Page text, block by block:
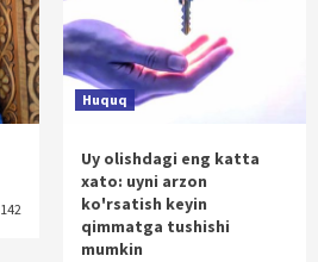
142
Huquq
Uy olishdagi eng katta
xato: uyni arzon
ko'rsatish keyin
qimmatga tushishi
mumkin